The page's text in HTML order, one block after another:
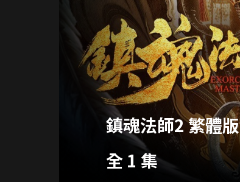
鎮魂法師2 繁體版
全 1 集